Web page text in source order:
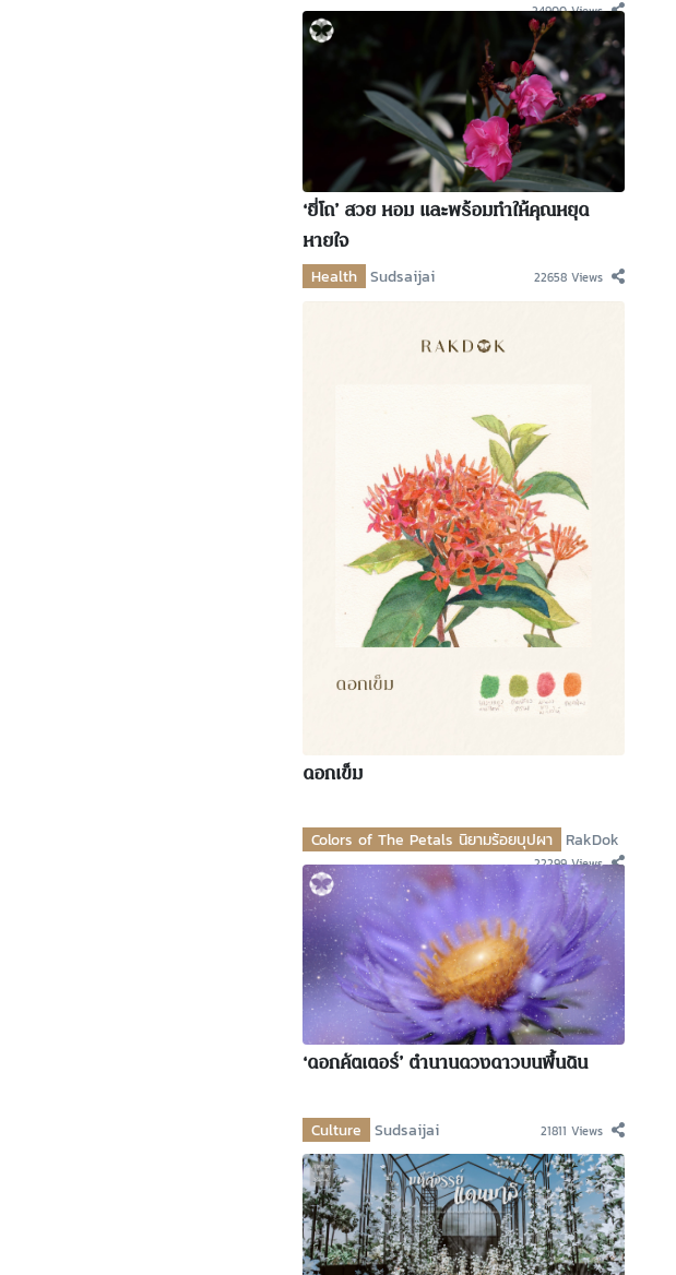
24900 Views
‘ยี่โถ’ สวย หอม และพร้อมทำให้คุณหยุด
หายใจ
Health Sudsaijai 22658 Views
ดอกเข็ม
Colors of The Petals นิยามร้อยบุปผา RakDok
22299 Views
‘ดอกคัตเตอร์’ ตำนานดวงดาวบนพื้นดิน
Culture Sudsaijai 21811 Views